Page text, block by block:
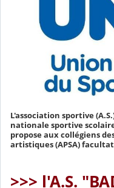
L'association sportive
nationale sportive
propose aux collégiens
artistiques (APSA)
>>> l'A.S.